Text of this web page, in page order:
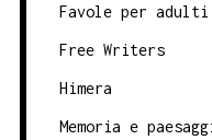
Favole per adulti
Free Writers
Himera
Memoria e